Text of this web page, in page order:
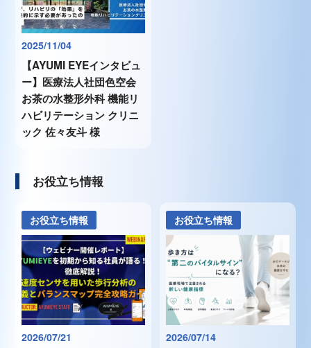
2025/11/04
【AYUMI EYEインタビュ
ー】医療法人社団色空会
お茶の水整形外科 機能リ
ハビリテーション クリニ
ック 佐々友斗 様
お役立ち情報
お役立ち情報
2026/07/21
お役立ち情報
2026/07/14